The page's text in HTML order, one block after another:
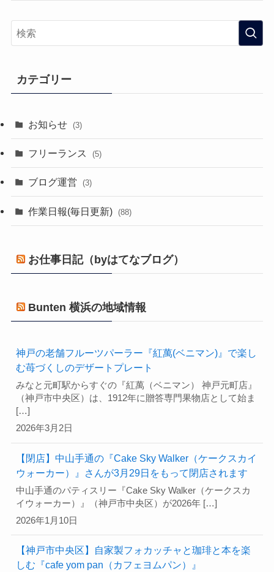
カテゴリー
お知らせ (3)
フリーランス (5)
ブログ運営 (3)
作業日報(毎日更新) (88)
お仕事日記（byはてなブログ）
Bunten 横浜の地域情報
神戸の老舗フルーツパーラー『紅萬(ベニマン)』で楽し
む苺づくしのデザートプレート
2026年3月2日
みなと元町駅からすぐの『紅萬（ベニマン） 神戸元町店』
（神戸市中央区）は、1912年に贈答専門果物店として始ま
[…]
【閉店】中山手通の『Cake Sky Walker（ケークスカイ
ウォーカー）』さんが3月29日をもって閉店されます
2026年1月10日
中山手通のパティスリー『Cake Sky Walker（ケークスカ
イウォーカー）』（神戸市中央区）が2026年 […]
【神戸市中央区】自家製フォカッチャと珈琲と本を楽
しむ『cafe yom pan（カフェヨムパン）』